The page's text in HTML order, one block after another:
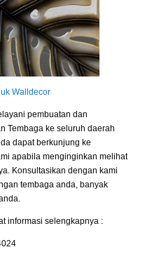
Walldecor
pembuatan dan
Tembaga ke seluruh daerah
dapat berkunjung ke
apabila menginginkan melihat
Konsultasikan dengan kami
tembaga anda, banyak
informasi selengkapnya :